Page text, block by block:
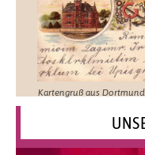
Kartengruß aus